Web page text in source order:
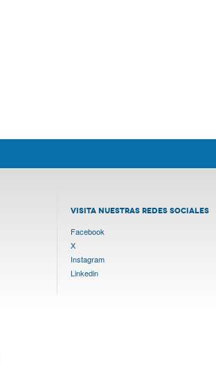
VISITA NUESTRAS REDES SOCIALES
Facebook
X
Instagram
Linkedin